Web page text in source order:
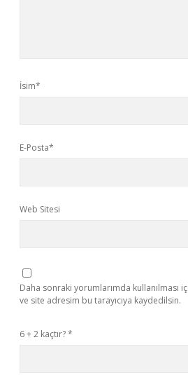
İsim*
E-Posta*
Web Sitesi
Daha sonraki yorumlarımda kullanılması
ve site adresim bu tarayıcıya kaydedilsin.
6 + 2 kaçtır?*